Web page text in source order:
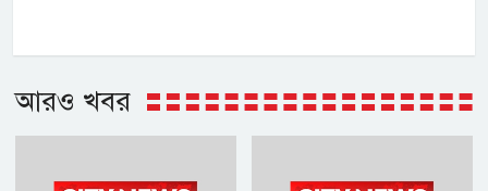
আরও খবর